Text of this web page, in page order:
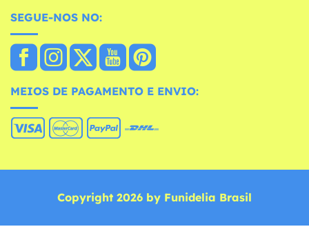
SEGUE-NOS NO:
MEIOS DE PAGAMENTO E ENVIO:
Copyright 2026 by Funidelia Brasil